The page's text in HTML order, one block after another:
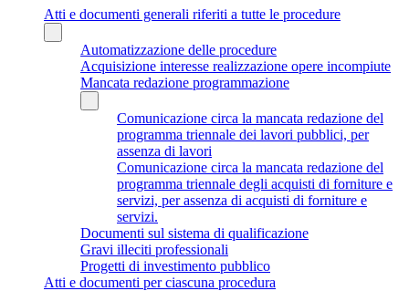
Atti e documenti generali riferiti a tutte le procedure
Automatizzazione delle procedure
Acquisizione interesse realizzazione opere incompiute
Mancata redazione programmazione
Comunicazione circa la mancata redazione del
programma triennale dei lavori pubblici, per
assenza di lavori
Comunicazione circa la mancata redazione del
programma triennale degli acquisti di forniture e
servizi, per assenza di acquisti di forniture e
servizi.
Documenti sul sistema di qualificazione
Gravi illeciti professionali
Progetti di investimento pubblico
Atti e documenti per ciascuna procedura